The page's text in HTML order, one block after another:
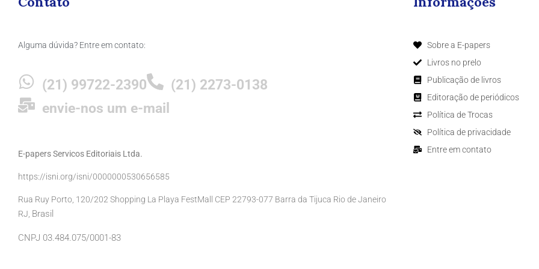
Alguma dúvida? Entre em contato:
(21) 99722-2390
(21) 2273-0138
envie-nos um e-mail
E-papers Servicos Editoriais Ltda.
https://isni.org/isni/0000000530656585
Rua Ruy Porto, 120/202 Shopping La Playa FestMall CEP 22793-077 Barra da Tijuca Rio de Janeiro
RJ, Brasil
CNPJ 03.484.075/0001-83
Sobre a E-papers
Livros no prelo
Publicação de livros
Editoração de periódicos
Política de Trocas
Política de privacidade
Entre em contato